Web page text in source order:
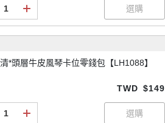
*頭層牛皮風琴卡位零錢包【LH1088】
TWD $149